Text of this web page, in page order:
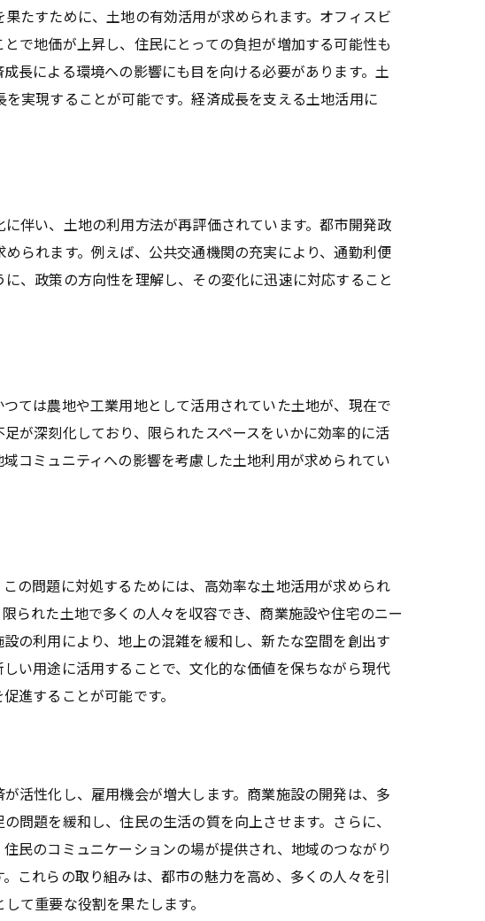
は
アドバイス
たすために、土地の有効活用が求められます。オフィスビ
で地価が上昇し、住民にとっての負担が増加する可能性も
長による環境への影響にも目を向ける必要があります。土
実現することが可能です。経済成長を支える土地活用に
伴い、土地の利用方法が再評価されています。都市開発政
られます。例えば、公共交通機関の充実により、通勤利便
、政策の方向性を理解し、その変化に迅速に対応すること
ては農地や工業用地として活用されていた土地が、現在で
が深刻化しており、限られたスペースをいかに効率的に活
コミュニティへの影響を考慮した土地利用が求められてい
の問題に対処するためには、高効率な土地活用が求められ
られた土地で多くの人々を収容でき、商業施設や住宅のニー
の利用により、地上の混雑を緩和し、新たな空間を創出す
い用途に活用することで、文化的な価値を保ちながら現代
進することが可能です。
活性化し、雇用機会が増大します。商業施設の開発は、多
問題を緩和し、住民の生活の質を向上させます。さらに、
民のコミュニケーションの場が提供され、地域のつながり
これらの取り組みは、都市の魅力を高め、多くの人々を引
て重要な役割を果たします。